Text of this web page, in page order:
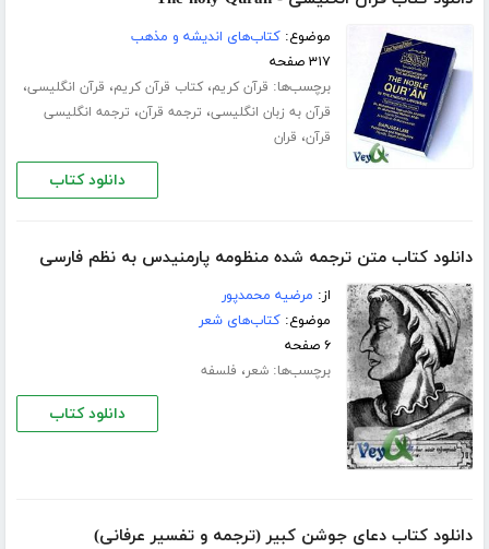
موضوع:کتاب‌های اندیشه و مذهب
۳۱۷ صفحه
برچسب‌ها: قرآن کریم،کتاب قرآن کریم، قرآن انگلیسی،
قرآن به زبان انگلیسی، ترجمه قرآن، ترجمه انگلیسی
قرآن، قران
دانلود کتاب
دانلود کتاب متن ترجمه شده منظومه پارمنیدس به نظم فارسی
از: مرضیه محمدپور
موضوع:کتاب‌های شعر
۶ صفحه
برچسب‌ها:شعر، فلسفه
دانلود کتاب
دانلود کتاب دعای جوشن کبیر (ترجمه و تفسیر عرفانی)